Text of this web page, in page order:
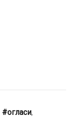
огласи,